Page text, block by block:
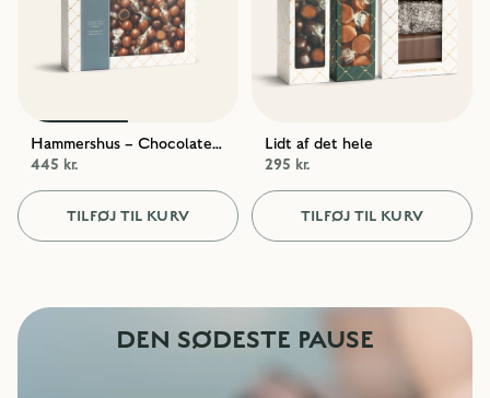
Hammershus – Chocolate Coated Caramels
445 kr.
TILFØJ TIL KURV
Lidt af det hele
295 kr.
TILFØJ TIL KURV
DEN SØDESTE PAUSE